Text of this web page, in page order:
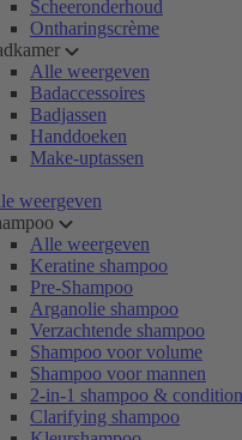
Scheeronderhoud
Ontharingscrème
Alle weergeven
Badaccessoires
Badjassen
Handdoeken
Make-uptassen
weergeven
Alle weergeven
Keratine shampoo
Pre-Shampoo
Arganolie shampoo
Verzachtende shampoo
Shampoo voor volume
Shampoo voor mannen
2-in-1 shampoo &
Clarifying shampoo